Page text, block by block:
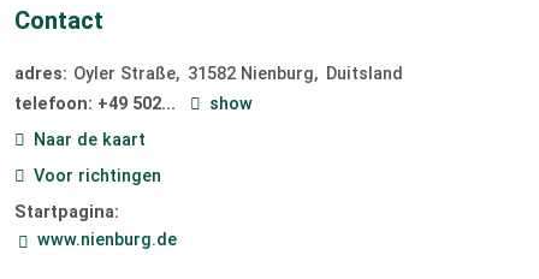
Contact
adres: Oyler Straße 31582 Nienburg
Duitsland
telefoon: +49 502...
show
Naar de kaart
Voor richtingen
Startpagina:
www.nienburg.de